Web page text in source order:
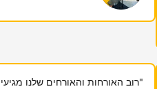
"רוב האורחות והאורחים שלנו